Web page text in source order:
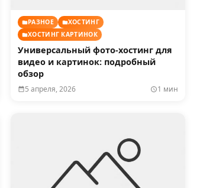
РАЗНОЕ
ХОСТИНГ
ХОСТИНГ КАРТИНОК
Универсальный фото-хостинг для
видео и картинок: подробный
обзор
5 апреля, 2026 1 мин